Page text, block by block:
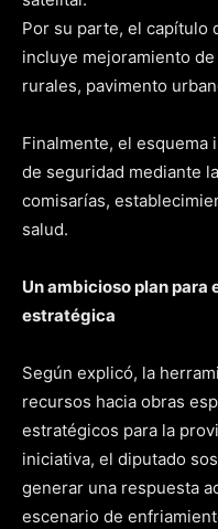
Por su parte, el capítulo
incluye mejoramiento
rurales, pavimento
Finalmente, el
de seguridad mediante
comisarías,
salud.
Un ambicioso plan
estratégica
Según explicó, la
recursos hacia obras
estratégicos para la
iniciativa, el diputado
generar una respuesta
escenario de